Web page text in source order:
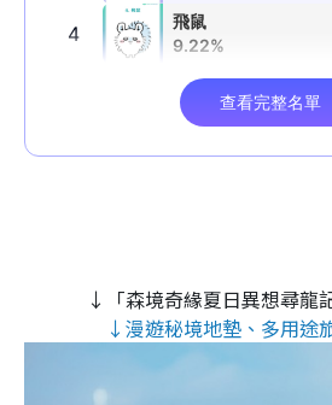
↓「森境奇緣夏日異想尋龍
↓漫遊秘境地墊、多用途